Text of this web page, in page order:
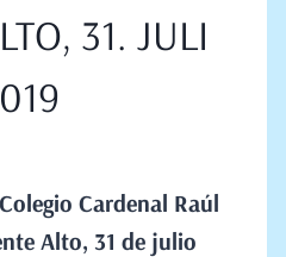
31. JULI
Colegio Cardenal Raúl
Alto, 31 de julio